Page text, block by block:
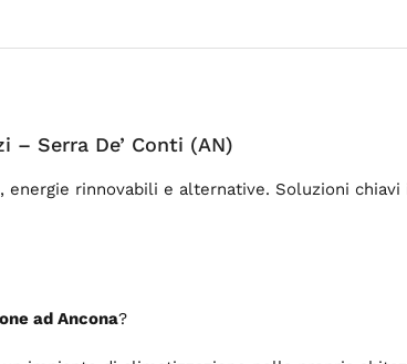
Serra De’ Conti (AN)
rinnovabili e alternative. Soluzioni chiavi
ad Ancona?